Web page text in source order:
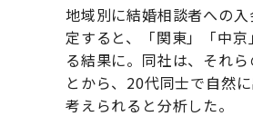
地域別に結婚相談者への
定すると、「関東」「中
る結果に。同社は、それ
とから、20代同士で自然
考えられると分析した。